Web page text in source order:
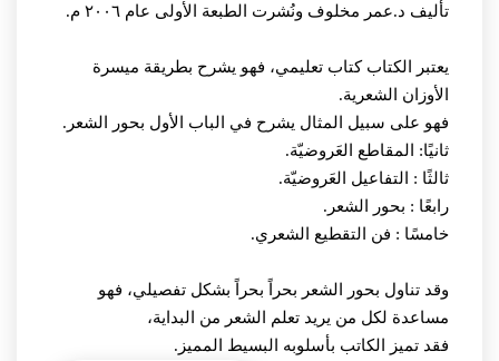
تأليف د.عمر مخلوف ونُشرت الطبعة الأولى عام ٢٠٠٦ م.
يعتبر الكتاب كتاب تعليمي، فهو يشرح بطريقة ميسرة
الأوزان الشعرية.
فهو على سبيل المثال يشرح في الباب الأول بحور الشعر.
ثانيًا: المقاطع العَروضيّة.
ثالثًا : التفاعيل العَروضيّة.
رابعًا : بحور الشعر.
خامسًا : فن التقطيع الشعري.
وقد تناول بحور الشعر بحراً بحراً بشكل تفصيلي، فهو
مساعدة لكل من يريد تعلم الشعر من البداية،
فقد تميز الكاتب بأسلوبه البسيط المميز.